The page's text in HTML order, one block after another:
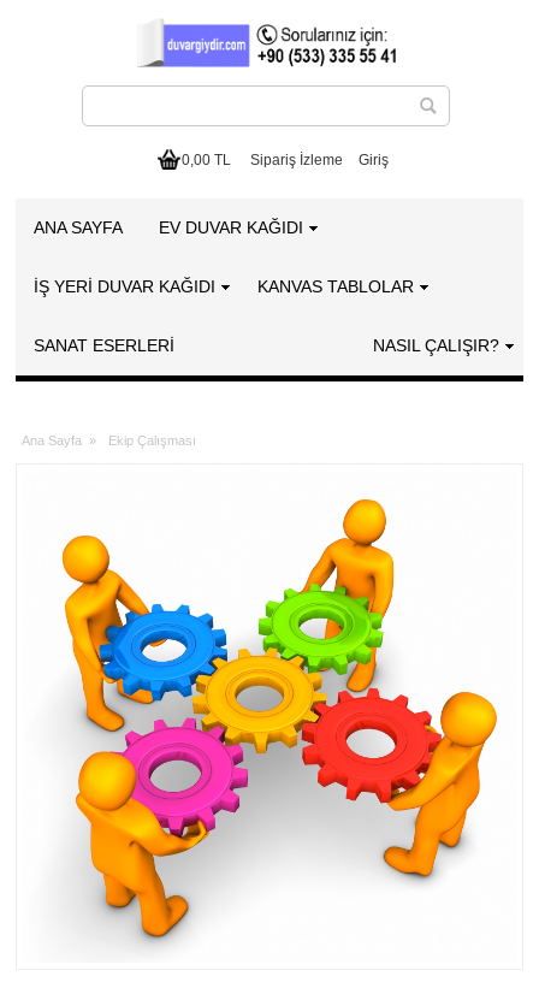
0,00 TL Sipariş İzleme Giriş
ANA SAYFA EV DUVAR KAĞIDI
İŞ YERİ DUVAR KAĞIDI KANVAS TABLOLAR
SANAT ESERLERI NASIL ÇALIŞIR?
Ana Sayfa » Ekip Çalışması